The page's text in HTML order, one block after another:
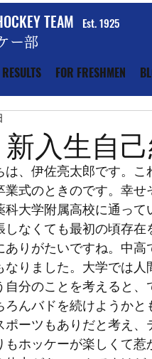
TEAM
ー部
Est. 1925
RESULTS FOR FRESHMEN
新入生自
、伊佐亮太郎です。こ
業式のときのです。幸
科大学附属高校に通っ
しなくても最初の頃存
ありがたいですね。中
なりました。大学では
自分のことを考えると
ろんバドを続けようか
ポーツもありだと考え、
もホッケーが楽しくて